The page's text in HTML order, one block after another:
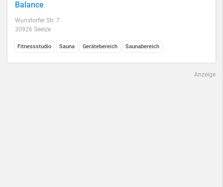
Balance
Wunstorfer Str. 7
30926 Seelze
Fitnessstudio Sauna Gerätebereich Saunabereich
Anzeige